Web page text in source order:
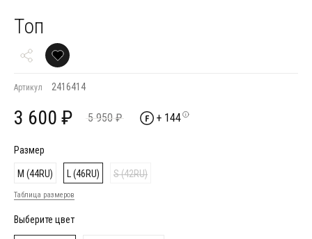
Топ
Артикул 2416414
3 600 ₽ 5 950 ₽ + 144
Размер
M (44RU) L (46RU) S (42RU)
Таблица размеров
Выберите цвет